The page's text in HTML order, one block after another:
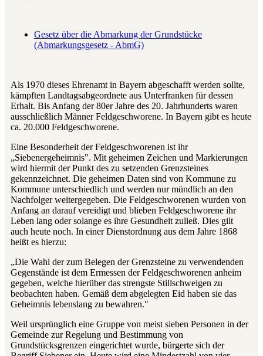
Gesetz über die Abmarkung der Grundstücke
(Abmarkungsgesetz - AbmG)
Als 1970 dieses Ehrenamt in Bayern abgeschafft werden sollte,
kämpften Landtagsabgeordnete aus Unterfranken für dessen
Erhalt. Bis Anfang der 80er Jahre des 20. Jahrhunderts waren
ausschließlich Männer Feldgeschworene. In Bayern gibt es heute
ca. 20.000 Feldgeschworene.
Eine Besonderheit der Feldgeschworenen ist ihr
„Siebenergeheimnis". Mit geheimen Zeichen und Markierungen
wird hiermit der Punkt des zu setzenden Grenzsteines
gekennzeichnet. Die geheimen Daten sind von Kommune zu
Kommune unterschiedlich und werden nur mündlich an den
Nachfolger weitergegeben. Die Feldgeschworenen wurden von
Anfang an darauf vereidigt und blieben Feldgeschworene ihr
Leben lang oder solange es ihre Gesundheit zuließ. Dies gilt
auch heute noch. In einer Dienstordnung aus dem Jahre 1868
heißt es hierzu:
„Die Wahl der zum Belegen der Grenzsteine zu verwendenden
Gegenstände ist dem Ermessen der Feldgeschworenen anheim
gegeben, welche hierüber das strengste Stillschweigen zu
beobachten haben. Gemäß dem abgelegten Eid haben sie das
Geheimnis lebenslang zu bewahren."
Weil ursprünglich eine Gruppe von meist sieben Personen in der
Gemeinde zur Regelung und Bestimmung von
Grundstücksgrenzen eingerichtet wurde, bürgerte sich der